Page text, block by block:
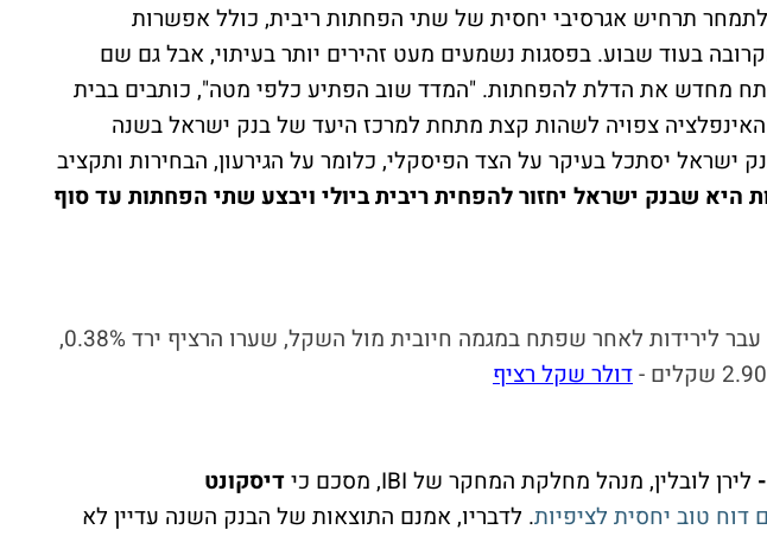
תרחיש אגרסיבי יחסית של שתי הפחתות ריבית, כולל אפשרות
בעוד שבוע. בפסגות נשמעים מעט זהירים יותר בעיתוי, אבל גם שם
מחדש את הדלת להפחתות. "המדד שוב הפתיע כלפי מטה", כותבים בבית
צפויה לשהות קצת מתחת למרכז היעד של בנק ישראל בשנה
ישראל יסתכל בעיקר על הצד הפיסקלי, כלומר על הגירעון, הבחירות ותקציב
היא שבנק ישראל יחזור להפחית ריבית ביולי ויבצע שתי הפחתות עד סוף
עבר לירידות לאחר שפתח במגמה חיובית מול השקל, שערו הרציף ירד 0.38%,
דולר שקל רציף
לירן לובלין, מנהל מחלקת המחקר של IBI, מסכם כי
דיסקונט
דוח טוב יחסית לציפיות. לדבריו, אמנם התוצאות של הבנק השנה עדיין לא